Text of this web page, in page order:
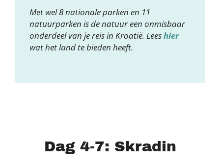
Met wel 8 nationale parken en 11
natuurparken is de natuur een onmisbaar
onderdeel van je reis in Kroatië. Leeshier
wat het land te bieden heeft.
Dag 4-7: Skradin